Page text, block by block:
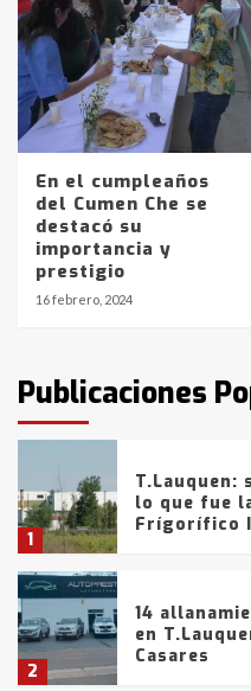
En el cumpleaños
del Cumen Che se
destacó su
importancia y
prestigio
16 febrero, 2024
Publicaciones
4
Los precios
La Pampa,
entre 857 a
6
La Bolsa de
Blanca
con lluvias
fueron
tarde del
1
T.Lauquen:
lo que fue
Frígorífico
2
14
en
Casares